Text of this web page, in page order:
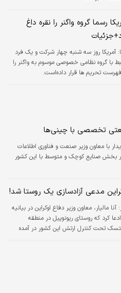
رسما گروه واگنر را نقره داغ
آمریکا روز سه شنبه چهار شرکت و یک فرد
با گروه نظامی خصوصی موسوم به واگنر را
تحریم ها قرار داده‌است.
تخصصی با چینی‌‌‌ها
با معاون وزیر صنعت و فناوری اطلاعات
بخش صنایع کوچک و متوسط با این کشور
مدعی آزادسازی یک روستا شد!
آنا مالیار، معاون وزیر دفاع اوکراین در بیانیه‌
کرد که روستای ریونوپیل در منطقه
تحت کنترل ارتش این کشور در آمده